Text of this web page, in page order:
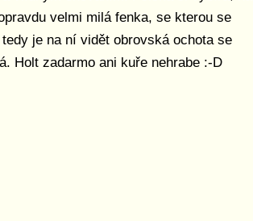
velmi milá fenka, se kterou se
je na ní vidět obrovská ochota se
Holt zadarmo ani kuře nehrabe :-D